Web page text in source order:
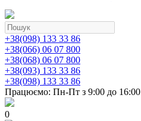
+38(098) 133 33 86
+38(066) 06 07 800
+38(068) 06 07 800
+38(093) 133 33 86
+38(098) 133 33 86
Працюємо: Пн-Пт з 9:00 до 16:00
0